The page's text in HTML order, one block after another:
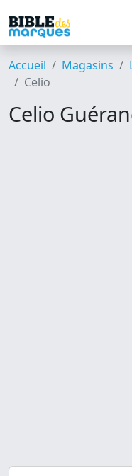
Accueil Magasins
Celio
Celio